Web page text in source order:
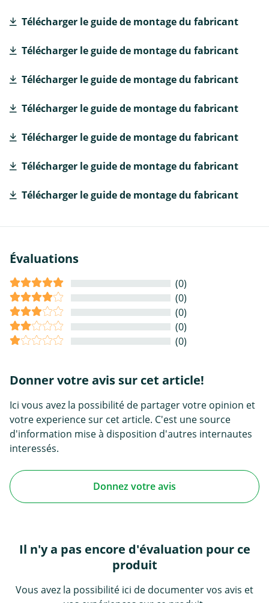
Télécharger le guide de montage du fabricant
Télécharger le guide de montage du fabricant
Télécharger le guide de montage du fabricant
Télécharger le guide de montage du fabricant
Télécharger le guide de montage du fabricant
Télécharger le guide de montage du fabricant
Télécharger le guide de montage du fabricant
Évaluations
(0)
(0)
(0)
(0)
(0)
Donner votre avis sur cet article!
Ici vous avez la possibilité de partager votre opinion et
votre experience sur cet article. C'est une source
d'information mise à disposition d'autres internautes
interessés.
Donnez votre avis
Il n'y a pas encore d'évaluation pour ce
produit
Vous avez la possibilité ici de documenter vos avis et